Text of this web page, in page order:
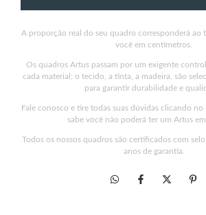
A proporção real do seu quadro corresponderá ao
você em centímetros.
Os quadros Artus passam por um exigente
cada material; o tecido, a tinta, a madeira, são
para garantir durabilidade e
Fale conosco e tire todas suas dúvidas clicando
sabe você não poderá ter um Artus em
Todos os nossos quadros são certificados com
anos de garantia.